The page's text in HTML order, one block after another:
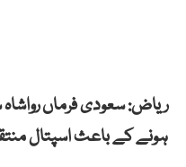
ریاض: سعودی فرماں
ہونے کے باعث اسپتال